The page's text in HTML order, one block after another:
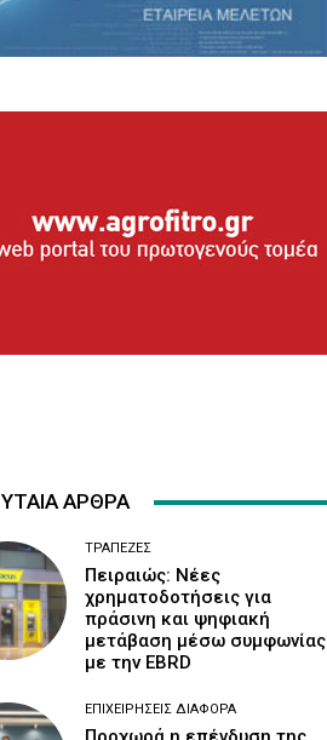
ΑΡΘΡΑ
ΤΡΆΠΕΖΕΣ
Πειραιώς: Νέες
χρηματοδοτήσεις για
πράσινη και ψηφιακή
μετάβαση μέσω συμφωνίας
με την EBRD
ΕΠΙΧΕΙΡΉΣΕΙΣ ΔΙΆΦΟΡΑ